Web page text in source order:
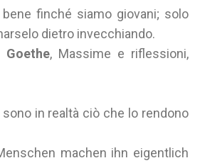
finché siamo giovani; solo
dietro invecchiando.
Goethe, Massime e riflessioni,
in realtà ciò che lo rendono
machen ihn eigentlich